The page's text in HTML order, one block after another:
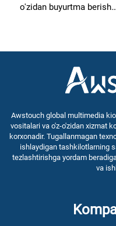
o'zidan buyurtma berish
Awstouch global multimedia
vositalari va o'z-o'zidan xizmat
korxonadir. Tugallanmagan
ishlaydigan tashkilotlarning
tezlashtirishga yordam
va